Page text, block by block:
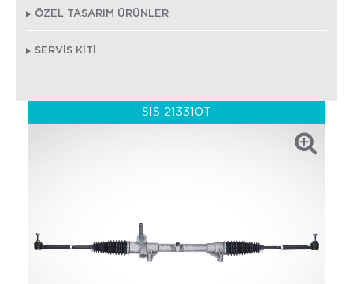
ÖZEL TASARIM ÜRÜNLER
SERVİS KİTİ
SIS 213310T